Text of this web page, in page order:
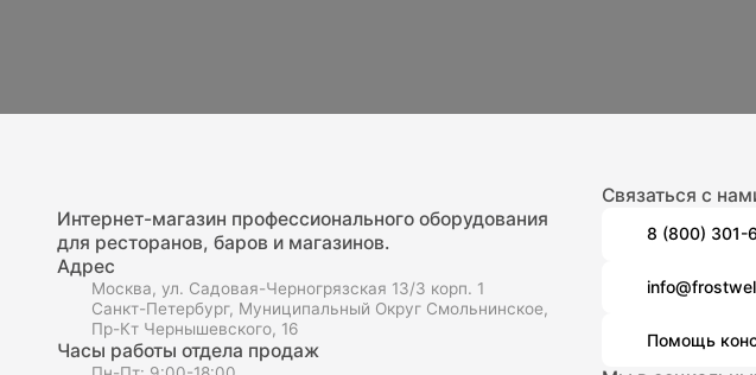
Интернет-магазин профессионального оборудования
для ресторанов, баров и магазинов.
Адрес
Москва, ул. Садовая-Черногрязская 13/3 корп. 1
Санкт-Петербург, Муниципальный Округ Смольнинское,
Пр-Кт Чернышевского, 16
Часы работы отдела продаж
Связаться с
8 (800) 301-
Помощь